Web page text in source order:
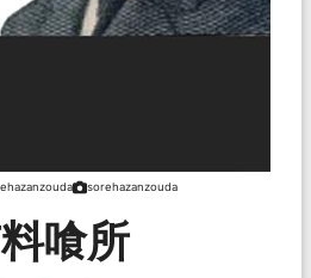
sorehazanzouda
喰所